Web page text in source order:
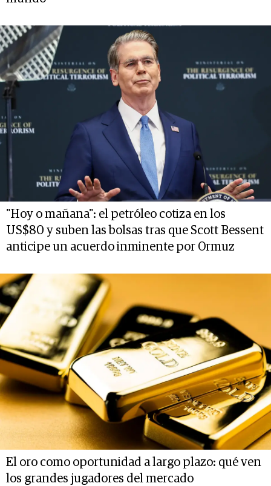
"Hoy o mañana": el petróleo cotiza en los
US$80 y suben las bolsas tras que Scott Bessent
anticipe un acuerdo inminente por Ormuz
El oro como oportunidad a largo plazo: qué ven
los grandes jugadores del mercado